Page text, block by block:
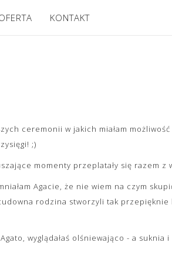
KONTAKT
ceremonii w jakich miałam
;)
momenty przeplatały się razem z
Agacie, że nie wiem na czym
rodzina stworzyli tak
wyglądałaś olśniewająco - a